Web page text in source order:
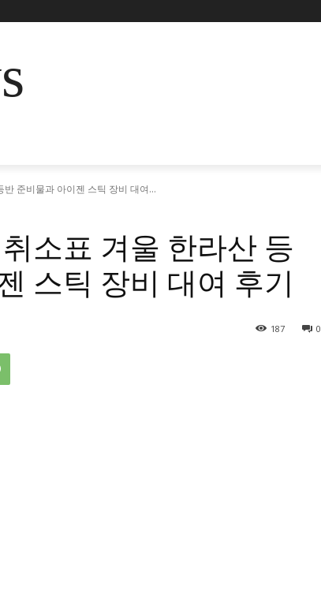
준비물과 아이젠 스틱 장비 대여...
소표 겨울 한라산 등
스틱 장비 대여 후기
0
187